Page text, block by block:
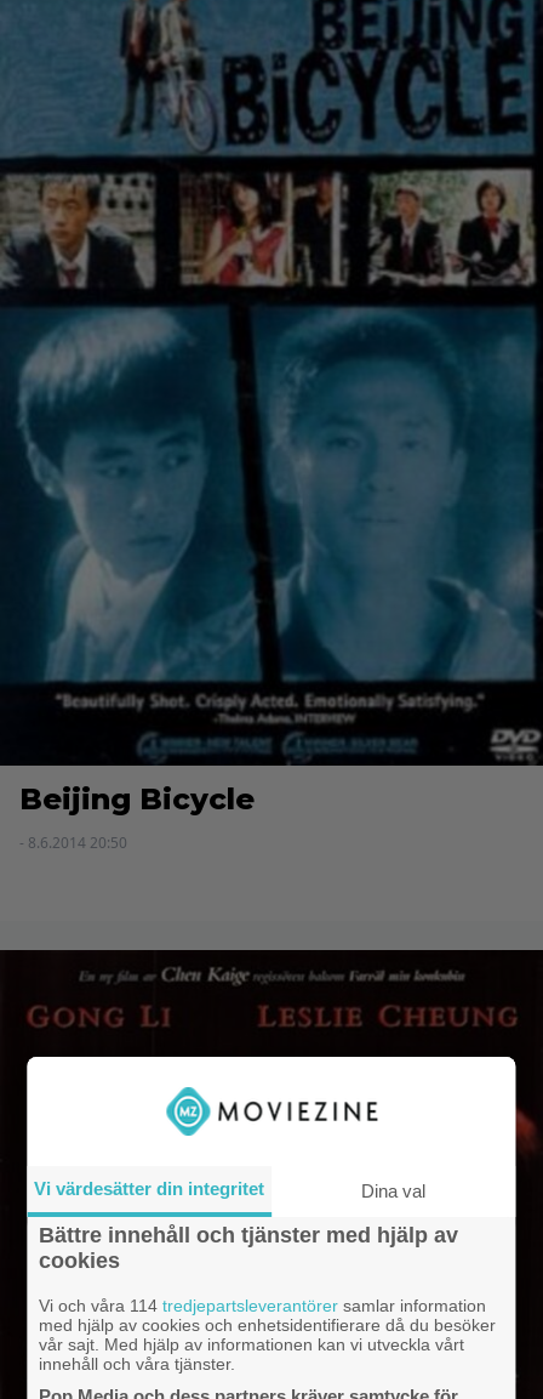
Beijing Bicycle
- 8.6.2014 20:50
Vi värdesätter din integritet Dina val
Bättre innehåll och tjänster med hjälp av
cookies
Vi och våra 114tredjepartsleverantörer samlar information
med hjälp av cookies och enhetsidentifierare då du besöker
vår sajt. Med hjälp av informationen kan vi utveckla vårt
innehåll och våra tjänster.